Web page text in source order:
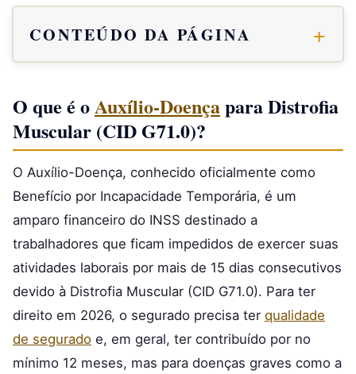
CONTEÚDO DA PÁGINA
O que é oAuxílio-Doençapara Distrofia
Muscular (CID G71.0)?
O Auxílio-Doença, conhecido oficialmente como
Benefício por Incapacidade Temporária, é um
amparo financeiro do INSS destinado a
trabalhadores que ficam impedidos de exercer suas
atividades laborais por mais de 15 dias consecutivos
devido à Distrofia Muscular (CID G71.0). Para ter
direito em 2026, o segurado precisa ter qualidade
de segurado e, em geral, ter contribuído por no
mínimo 12 meses, mas para doenças graves como a